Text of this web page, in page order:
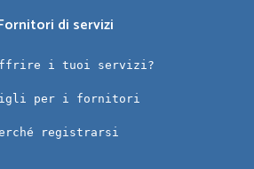
di servizi
i tuoi servizi?
per i fornitori
registrarsi